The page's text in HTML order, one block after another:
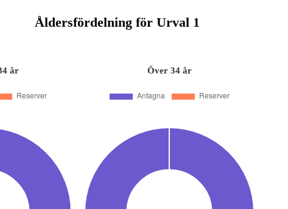
Åldersfördelning för Urval 1
år Över 34 år